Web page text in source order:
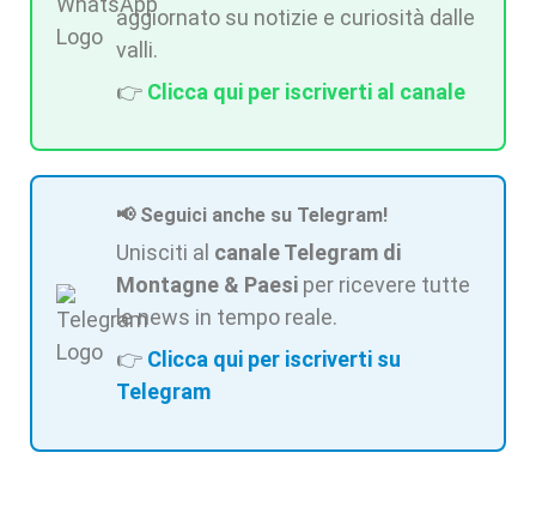
aggiornato su notizie e curiosità dalle
valli.
👉 Clicca qui per iscriverti al canale
📢 Seguici anche su Telegram!
Unisciti al canale Telegram di
Montagne & Paesi per ricevere tutte
le news in tempo reale.
👉 Clicca qui per iscriverti su
Telegram